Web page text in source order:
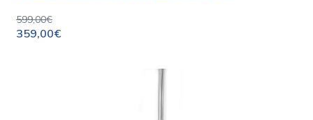
599,00€
359,00€